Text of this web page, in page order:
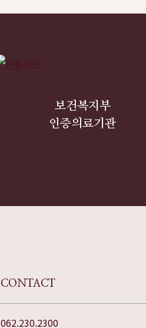
보건복지부
인증의료기관
CONTACT
062.230.2300